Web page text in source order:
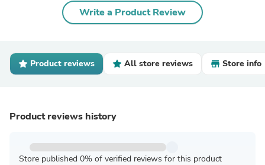
Write a Product Review
Product reviews All store reviews Store info
Product reviews history
Store published 0% of verified reviews for this product